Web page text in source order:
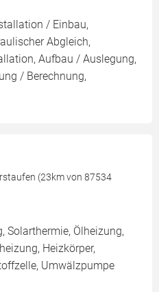
/ Einbau,
Abgleich,
Aufbau / Auslegung,
/ Berechnung,
(23km von 87534
Solarthermie, Ölheizung,
Heizkörper,
Umwälzpumpe